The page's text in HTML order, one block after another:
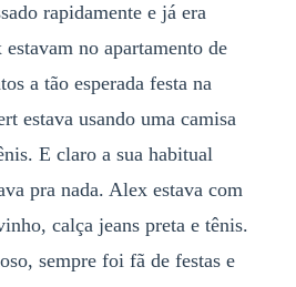
rapidamente e já era
no apartamento de
a tão esperada festa na
estava usando uma camisa
E claro a sua habitual
pra nada. Alex estava com
calça jeans preta e tênis.
sempre foi fã de festas e